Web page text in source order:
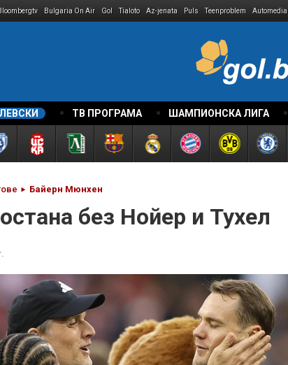
Bulgaria On Air Gol Tialoto Az-jenata Puls Teenproblem Automedia
ЛЕВСКИ ТВ ПРОГРАМА ШАМПИОНСКА ЛИГА
Байерн Мюнхен
без Нойер и Тухел